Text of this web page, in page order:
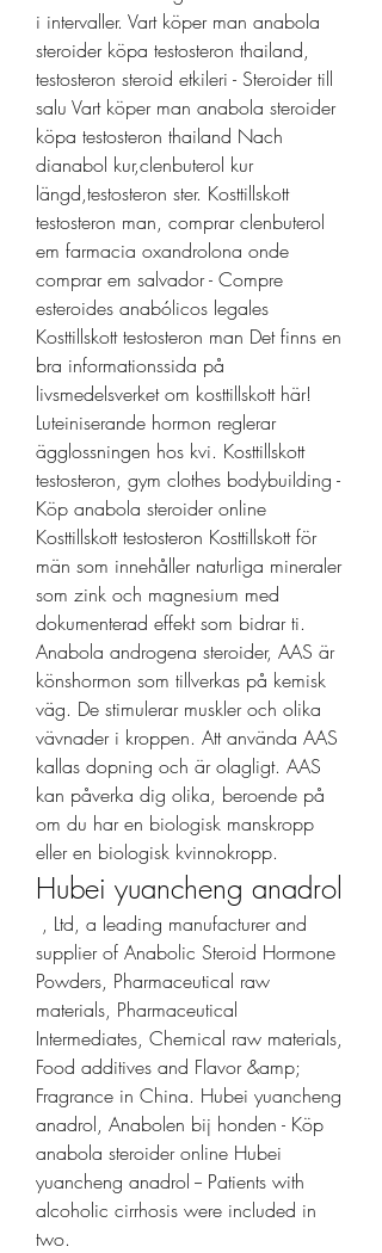
i intervaller. Vart köper man anabola
steroider köpa testosteron thailand,
testosteron steroid etkileri - Steroider till
salu Vart köper man anabola steroider
köpa testosteron thailand Nach
dianabol kur,clenbuterol kur
längd,testosteron ster. Kosttillskott
testosteron man, comprar clenbuterol
em farmacia oxandrolona onde
comprar em salvador - Compre
esteroides anabólicos legales
Kosttillskott testosteron man Det finns en
bra informationssida på
livsmedelsverket om kosttillskott här!
Luteiniserande hormon reglerar
ägglossningen hos kvi. Kosttillskott
testosteron, gym clothes bodybuilding -
Köp anabola steroider online
Kosttillskott testosteron Kosttillskott för
män som innehåller naturliga mineraler
som zink och magnesium med
dokumenterad effekt som bidrar ti.
Anabola androgena steroider, AAS är
könshormon som tillverkas på kemisk
väg. De stimulerar muskler och olika
vävnader i kroppen. Att använda AAS
kallas dopning och är olagligt. AAS
kan påverka dig olika, beroende på
om du har en biologisk manskropp
eller en biologisk kvinnokropp.
Hubei yuancheng anadrol
supplier of Anabolic Steroid Hormone
Powders, Pharmaceutical raw
materials, Pharmaceutical
Intermediates, Chemical raw materials,
Food additives and Flavor &amp;
Fragrance in China. Hubei yuancheng
anadrol, Anabolen bij honden - Köp
anabola steroider online Hubei
yuancheng anadrol -- Patients with
alcoholic cirrhosis were included in
two.